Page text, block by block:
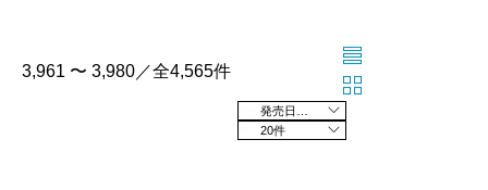
3,961 〜 3,980／全4,565件
20件